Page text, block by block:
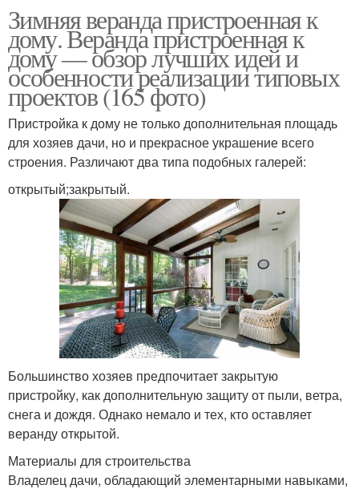
Зимняя веранда пристроенная к
дому. Веранда пристроенная к
дому — обзор лучших идей и
особенности реализации типовых
проектов (165 фото)
Пристройка к дому не только дополнительная площадь
для хозяев дачи, но и прекрасное украшение всего
строения. Различают два типа подобных галерей:
открытый;закрытый.
Большинство хозяев предпочитает закрытую
пристройку, как дополнительную защиту от пыли, ветра,
снега и дождя. Однако немало и тех, кто оставляет
веранду открытой.
Материалы для строительства
Владелец дачи, обладающий элементарными навыками,